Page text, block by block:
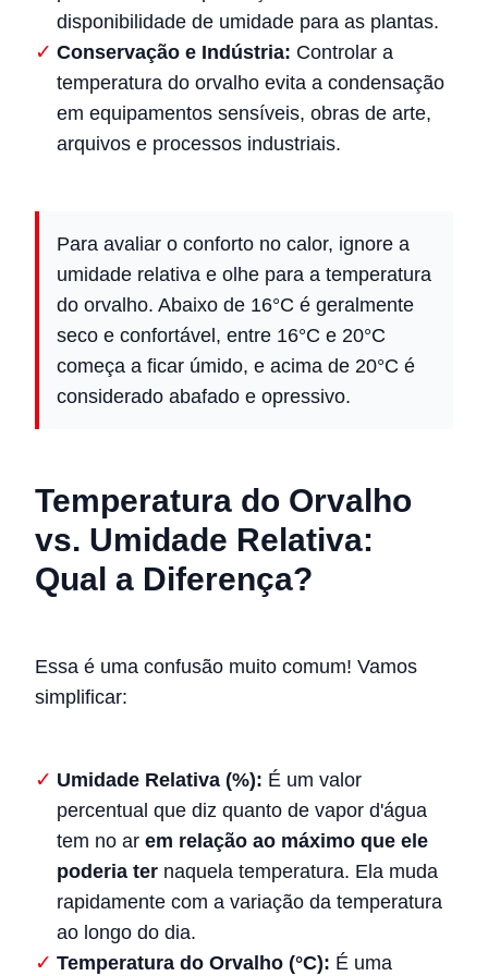
disponibilidade de umidade para as plantas.
Conservação e Indústria: Controlar a
temperatura do orvalho evita a condensação
em equipamentos sensíveis, obras de arte,
arquivos e processos industriais.
Para avaliar o conforto no calor, ignore a
umidade relativa e olhe para a temperatura
do orvalho. Abaixo de 16°C é geralmente
seco e confortável, entre 16°C e 20°C
começa a ficar úmido, e acima de 20°C é
considerado abafado e opressivo.
Temperatura do Orvalho
vs. Umidade Relativa:
Qual a Diferença?
Essa é uma confusão muito comum! Vamos
simplificar:
Umidade Relativa (%): É um valor
percentual que diz quanto de vapor d'água
tem no ar em relação ao máximo que ele
poderia ter naquela temperatura. Ela muda
rapidamente com a variação da temperatura
ao longo do dia.
Temperatura do Orvalho (°C): É uma